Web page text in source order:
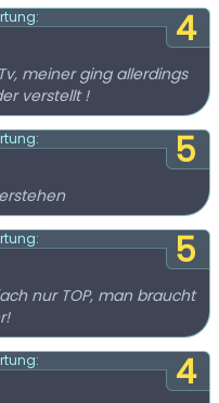
4
meiner ging allerdings
verstellt !
5
5
nur TOP, man braucht
4